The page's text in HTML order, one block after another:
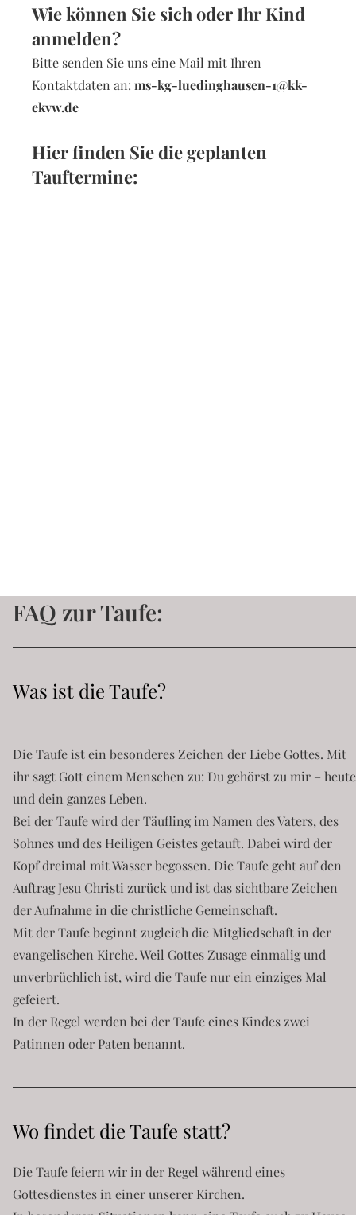
Wie können Sie sich oder Ihr Kind
anmelden?
Bitte senden Sie uns eine Mail mit Ihren
Kontaktdaten an: ms-kg-luedinghausen-1@kk-
ekvw.de
Hier finden Sie die geplanten
Tauftermine:
FAQ zur Taufe:
Was ist die Taufe?
Die Taufe ist ein besonderes Zeichen der Liebe Gottes. Mit
ihr sagt Gott einem Menschen zu: Du gehörst zu mir – heute
und dein ganzes Leben.
Bei der Taufe wird der Täufling im Namen des Vaters, des
Sohnes und des Heiligen Geistes getauft. Dabei wird der
Kopf dreimal mit Wasser begossen. Die Taufe geht auf den
Auftrag Jesu Christi zurück und ist das sichtbare Zeichen
der Aufnahme in die christliche Gemeinschaft.
Mit der Taufe beginnt zugleich die Mitgliedschaft in der
evangelischen Kirche. Weil Gottes Zusage einmalig und
unverbrüchlich ist, wird die Taufe nur ein einziges Mal
gefeiert.
In der Regel werden bei der Taufe eines Kindes zwei
Patinnen oder Paten benannt.
Wo findet die Taufe statt?
Die Taufe feiern wir in der Regel während eines
Gottesdienstes in einer unserer Kirchen.